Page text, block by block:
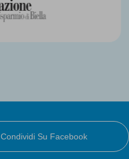
Condividi Su Facebook